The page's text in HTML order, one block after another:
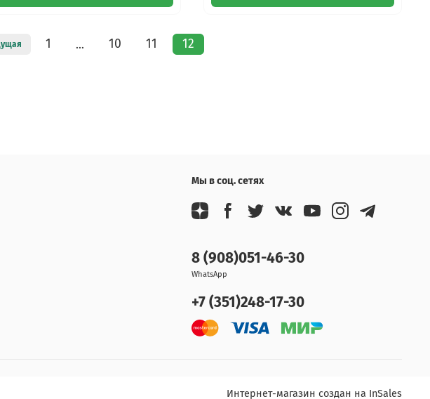
1 … 10 11 12
Мы в соц. сетях
8 (908)051-46-30
WhatsApp
+7 (351)248-17-30
Интернет-магазин создан на InSales